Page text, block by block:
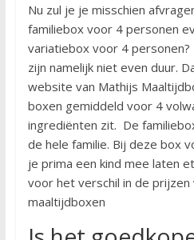
Nu zul je je misschien
familiebox voor 4 personen
variatiebox voor 4 personen?
zijn namelijk niet even duur.
website van Mathijs
boxen gemiddeld voor 4
ingrediënten zit. De
de hele familie. Bij deze box
je prima een kind mee laten
voor het verschil in de prijzen
maaltijdboxen